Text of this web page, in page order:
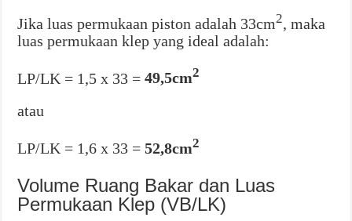
Jika luas permukaan piston adalah 33cm2, maka
luas permukaan klep yang ideal adalah:
LP/LK = 1,5 x 33 =49,5cm2
atau
LP/LK = 1,6 x 33 =52,8cm2
Volume Ruang Bakar dan Luas
Permukaan Klep (VB/LK)